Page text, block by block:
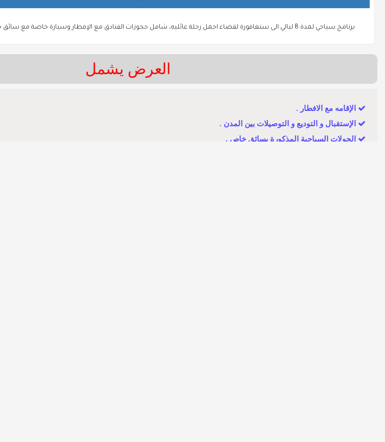
برنامج سياحي لمدة 8 ليالي الى سنغافورة لقضاء اجمل رحلة عائليه، شامل حجوزات الفنادق مع الإفطار وسيارة خاصة مع سائق خاص في التنقلات والجولات السياحية
العرض يشمل
الإقامه مع الافطار .
الإستقبال و التوديع و التوصيلات بين المدن .
الجولات السياحية المذكورة بسائق خاص .